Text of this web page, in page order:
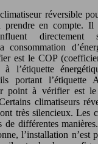
réversible
prendre en compte. Il
directement
consommation
est le COP
l’étiquette
portant l’étiquette
point à vérifier est le
climatiseurs
très silencieux. Les
de différentes
l’installation n’est